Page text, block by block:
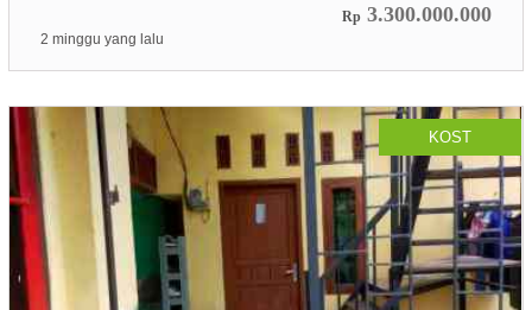
Rp 3.300.000.000
2 minggu yang lalu
KOST